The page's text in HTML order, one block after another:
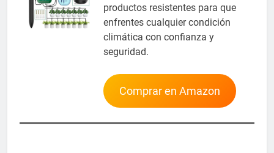
productos resistentes para que
enfrentes cualquier condición
climática con confianza y
seguridad.
Comprar en Amazon